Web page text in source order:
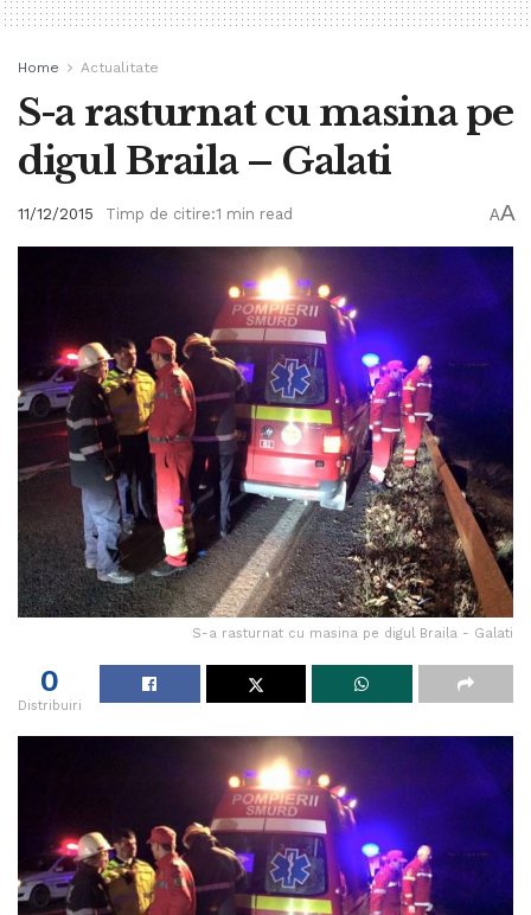
Home Actualitate
S-a rasturnat cu masina pe
digul Braila – Galati
11/12/2015 Timp de citire:1 min read AA
S-a rasturnat cu masina pe digul Braila - Galati
0
Distribuiri